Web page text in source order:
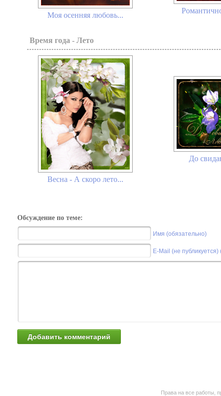
Моя осенняя любовь...
Время года - Лето
Весна - А скоро лето...
До
Обсуждение по теме:
Имя (обязательно)
E-Mail (не
Права на все работы,